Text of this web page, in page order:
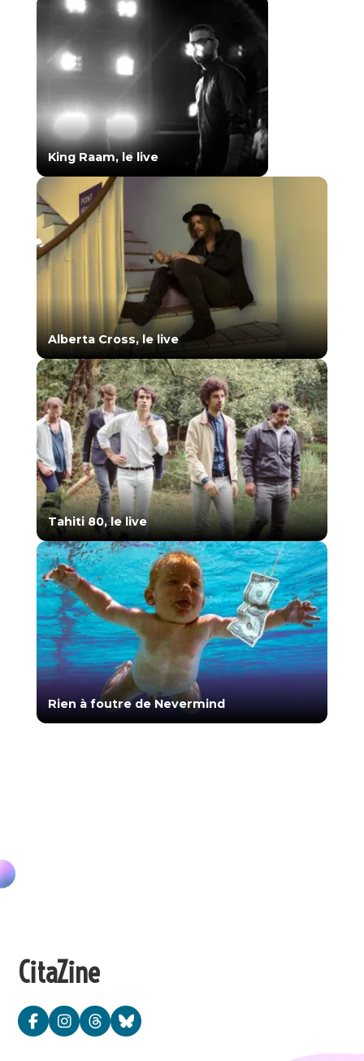
King Raam, le live
Alberta Cross, le live
Tahiti 80, le live
Rien à foutre de Nevermind
CitaZine